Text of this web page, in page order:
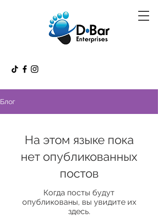
Блог
На этом языке пока
нет опубликованных
постов
Когда посты будут
опубликованы, вы увидите их
здесь.